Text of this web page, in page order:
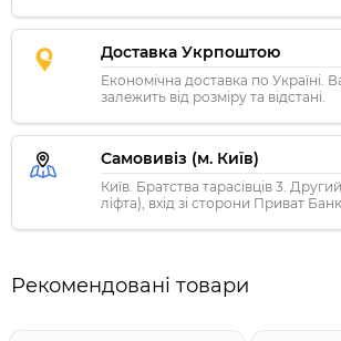
Доставка Укрпоштою
Економічна доставка по Україні.
залежить від розміру та відстані.
Самовивіз (м. Київ)
Київ. Братства тарасівців 3.
ліфта), вхід зі сторони Приват
Рекомендовані товари